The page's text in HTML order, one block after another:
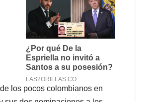
los pocos colombianos en